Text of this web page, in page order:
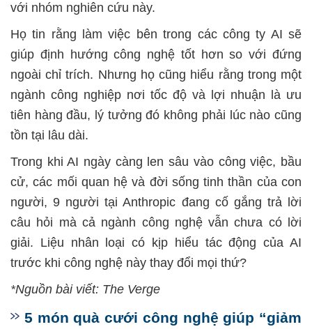
với nhóm nghiên cứu này.
Họ tin rằng làm việc bên trong các công ty AI sẽ
giúp định hướng công nghệ tốt hơn so với đứng
ngoài chỉ trích. Nhưng họ cũng hiểu rằng trong một
ngành công nghiệp nơi tốc độ và lợi nhuận là ưu
tiên hàng đầu, lý tưởng đó không phải lúc nào cũng
tồn tại lâu dài.
Trong khi AI ngày càng len sâu vào công việc, bầu
cử, các mối quan hệ và đời sống tinh thần của con
người, 9 người tại Anthropic đang cố gắng trả lời
câu hỏi mà cả ngành công nghệ vẫn chưa có lời
giải. Liệu nhân loại có kịp hiểu tác động của AI
trước khi công nghệ này thay đổi mọi thứ?
*Nguồn bài viết: The Verge
5 món quà cưới công nghệ giúp “giảm